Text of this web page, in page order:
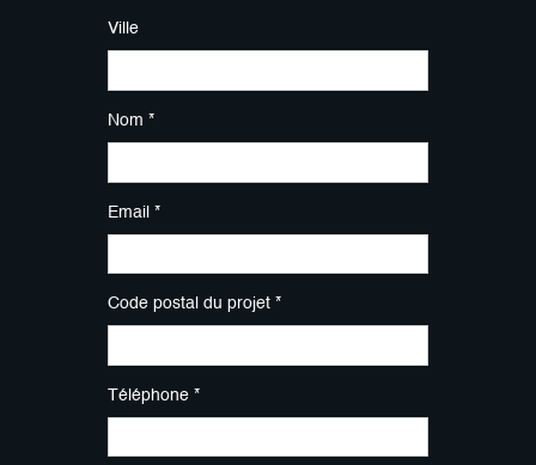
Ville
Nom *
Email *
Code postal du projet *
Téléphone *